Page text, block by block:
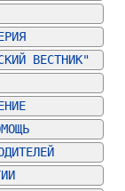
ВЕСТНИК"